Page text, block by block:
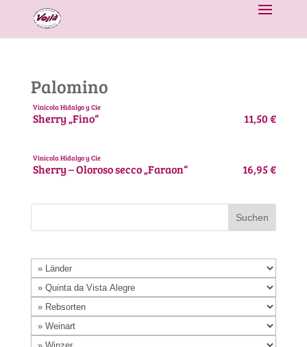
Palomino
Vinicola Hidalgo y Cie
Sherry „Fino“ 11,50 €
Vinicola Hidalgo y Cie
Sherry – Oloroso secco „Faraon“ 16,95 €